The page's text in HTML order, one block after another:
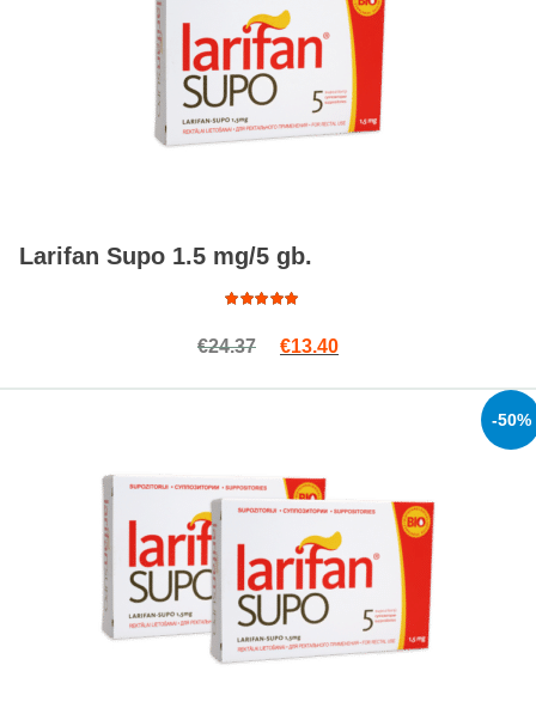
Larifan Supo 1.5 mg/5 gb.
4.79
out
€24.37 Original price was: €24.37.
€13.40Current price is:
-50%